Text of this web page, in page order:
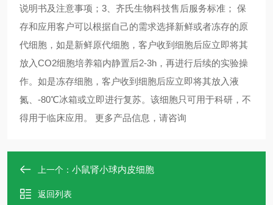
说明书及注意事项；3、齐氏生物科技售后服务标准； 保
存和应用客户可以根据自己的需求选择新鲜或者冻存的原
代细胞，如是新鲜原代细胞，客户收到细胞后应立即将其
放入CO2细胞培养箱内静置后2-3h，再进行后续的实验操
作。如是冻存细胞，客户收到细胞后应立即将其放入液
氮、-80℃冰箱或立即进行复苏。该细胞只可用于科研，不
得用于临床应用。 更多产品信息，请咨询 ​​​​​​​
上一个： 小鼠肾小球内皮细胞
返回列表